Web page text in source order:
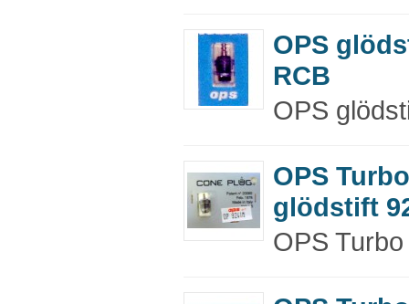
OPS
RCB
OPS
OPS Turbo
glödstift
OPS